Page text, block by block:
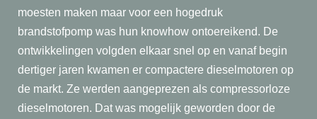
moesten maken maar voor een hogedruk
brandstofpomp was hun knowhow ontoereikend. De
ontwikkelingen volgden elkaar snel op en vanaf begin
dertiger jaren kwamen er compactere dieselmotoren op
de markt. Ze werden aangeprezen als compressorloze
dieselmotoren. Dat was mogelijk geworden door de